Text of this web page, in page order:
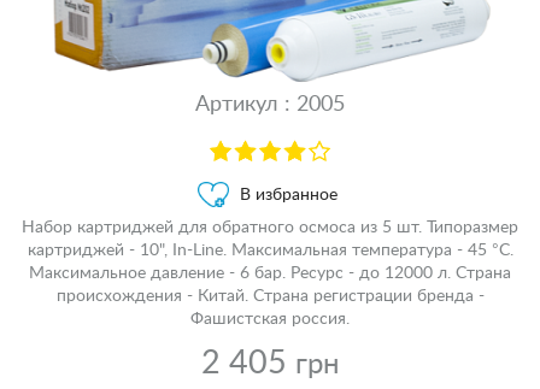
Артикул : 2005
В избранное
Набор картриджей для обратного осмоса из 5 шт. Типоразмер
картриджей - 10", In-Line. Максимальная температура - 45 °С.
Максимальное давление - 6 бар. Ресурс - до 12000 л. Страна
происхождения - Китай. Страна регистрации бренда -
Фашистская россия.
2 405 грн